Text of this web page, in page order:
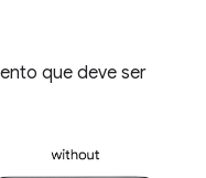
que deve ser